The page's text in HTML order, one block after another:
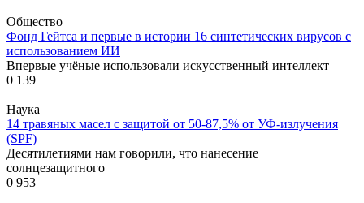
Общество
Фонд Гейтса и первые в истории 16 синтетических вирусов с
использованием ИИ
Впервые учёные использовали искусственный интеллект
0 139
Наука
14 травяных масел с защитой от 50-87,5% от УФ-излучения
(SPF)
Десятилетиями нам говорили, что нанесение
солнцезащитного
0 953